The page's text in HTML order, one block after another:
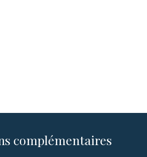
complémentaires